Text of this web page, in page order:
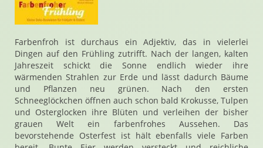
Farbenfroh ist durchaus ein Adjektiv, das in vielerlei
Dingen auf den Frühling zutrifft. Nach der langen, kalten
Jahreszeit schickt die Sonne endlich wieder ihre
wärmenden Strahlen zur Erde und lässt dadurch Bäume
und Pflanzen neu grünen. Nach den ersten
Schneeglöckchen öffnen auch schon bald Krokusse, Tulpen
und Osterglocken ihre Blüten und verleihen der bisher
grauen Welt ein farbenfrohes Aussehen. Das
bevorstehende Osterfest ist hält ebenfalls viele Farben